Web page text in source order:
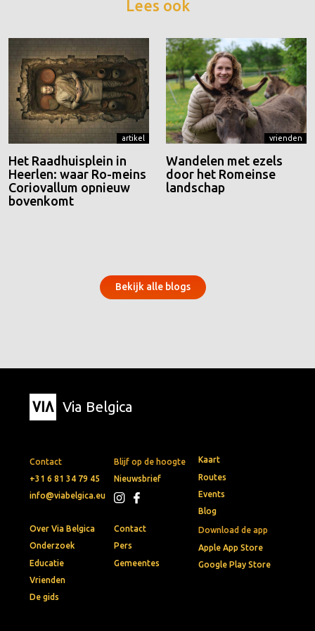
Lees ook
artikel
Het Raadhuisplein in
Heerlen: waar Ro-meins
Coriovallum opnieuw
bovenkomt
vrienden
Wandelen met ezels
door het Romeinse
landschap
Bekijk alle blogs
Via Belgica
Contact
+31 6 81 34 79 45
info@viabelgica.eu
Blijf op de hoogte
Nieuwsbrief
Download de app
Apple App Store
Google Play Store
Kaart
Routes
Events
Blog
Over Via Belgica
Onderzoek
Educatie
Vrienden
De gids
Contact
Pers
Gemeentes